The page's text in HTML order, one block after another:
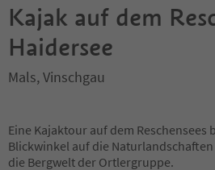
Kajak auf dem
Haidersee
Mals, Vinschgau
Eine Kajaktour auf dem
Blickwinkel auf die
die Bergwelt der Ortlergruppe.